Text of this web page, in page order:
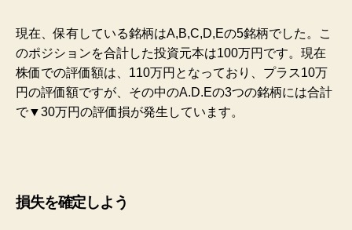
現在、保有している銘柄はA,B,C,D,Eの5銘柄でした。こ
のポジションを合計した投資元本は100万円です。現在
株価での評価額は、110万円となっており、プラス10万
円の評価額ですが、その中のA.D.Eの3つの銘柄には合計
で▼30万円の評価損が発生しています。
損失を確定しよう